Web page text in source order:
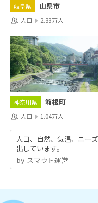
岐阜県 山県市
人口 2.33万人
神奈川県 箱根町
人口 1.04万人
人口、自然、気温、ニー
出しています。
by.︎ スマウト運営